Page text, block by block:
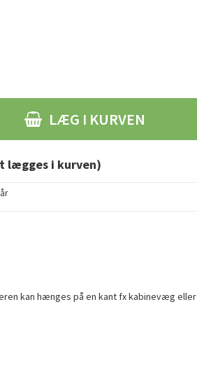
LÆG I KURVEN
lægges i kurven)
kan hænges på en kant fx kabinevæg eller